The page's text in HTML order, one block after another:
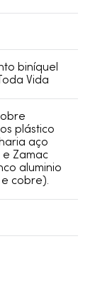
biníquel
Vida
plástico
aço
e Zamac
aluminio
cobre).